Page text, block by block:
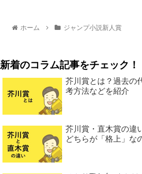
ホーム ジャンプ小説新人賞
新着のコラム記事をチェック！
芥川賞とは？過去の
考方法などを紹介
芥川賞・直木賞の違
どちらが「格上」な